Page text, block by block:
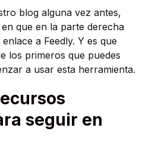
blog alguna vez antes,
que en la parte derecha
a Feedly. Y es que
los primeros que puedes
a usar esta herramienta.
seguir en